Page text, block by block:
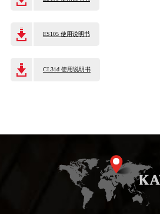
ES105 使用说明书
CL31d 使用说明书